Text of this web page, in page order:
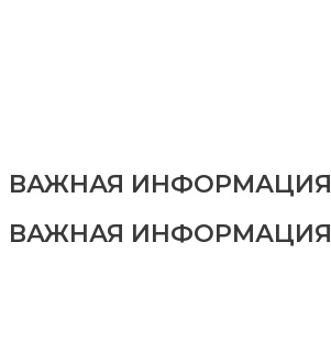
ВАЖНАЯ ИНФОРМАЦИЯ
ВАЖНАЯ ИНФОРМАЦИЯ